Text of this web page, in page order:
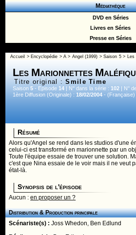
Médiathèque
DVD en Séries
Livres en Séries
Presse en Séries
Accueil > Encyclopédie >A > Angel (1999) >Saison 5> Les
Les Marionnettes
Titre original :Smile Time
Saison5 - Episode14 | N° dans la série :102 | N°
1ère Diffusion (Originale) :18/02/2004 -
Résumé
Alors qu'Angel se rend dans les studios d'une
celui-ci est transformé en marionnette par un
Toute l'équipe essaie de trouver une solution.
c'est que Nina essaie de le voir mais il ne veut
état-là.
Synopsis de l'épisode
Aucun :en proposer un ?
Distribution & Production principale
Scénariste(s) :Joss Whedon, Ben Edlund